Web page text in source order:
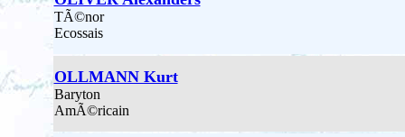
TÃ©nor
Ecossais
OLLMANN Kurt
Baryton
AmÃ©ricain